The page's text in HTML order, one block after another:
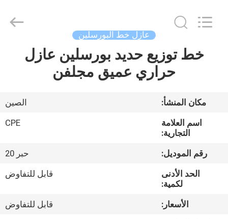
مسكن
معلومات
جولة
المعمل
Electric
Co.,Ltd..
عازل خط البورسلين
خط توزيع حديد بورسلين عازل
حراري عميق مجلفن
مكان المنشأ:
الصين
اسم العلامة
التجارية:
CPE
رقم الموديل:
حبر 20
الحد الأدنى
لكمية:
قابل للتفاوض
الأسعار:
قابل للتفاوض